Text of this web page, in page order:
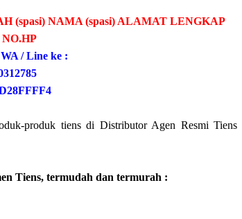
(spasi) NAMA (spasi) ALAMAT LENGKAP
NO.HP
/ Line ke :
produk tiens di Distributor Agen Resmi Tiens
Tiens, termudah dan termurah :